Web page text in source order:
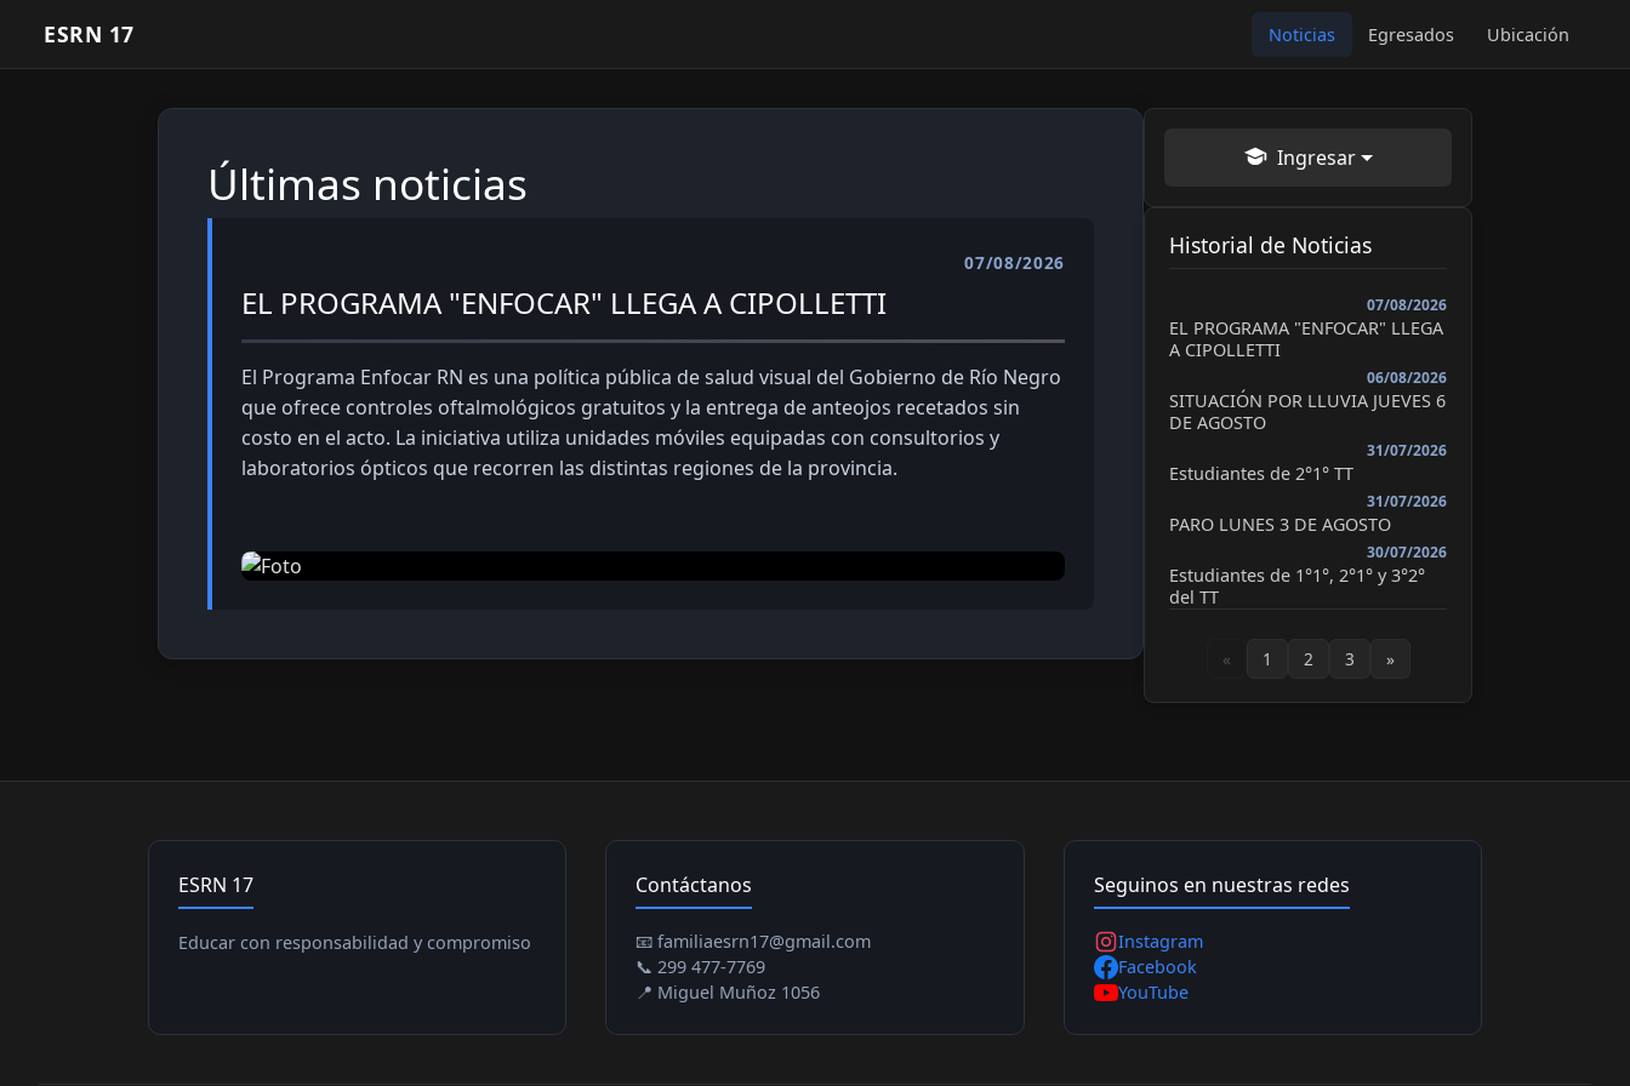
ESRN 17 Noticias Egresados Ubicación
Últimas noticias
07/08/2026
EL PROGRAMA "ENFOCAR" LLEGA A CIPOLLETTI
El Programa Enfocar RN es una política pública de salud visual del Gobierno de Río Negro
que ofrece controles oftalmológicos gratuitos y la entrega de anteojos recetados sin
costo en el acto. La iniciativa utiliza unidades móviles equipadas con consultorios y
laboratorios ópticos que recorren las distintas regiones de la provincia.
Ingresar
Historial de Noticias
07/08/2026
EL PROGRAMA "ENFOCAR" LLEGA
A CIPOLLETTI
06/08/2026
SITUACIÓN POR LLUVIA JUEVES 6
DE AGOSTO
31/07/2026
Estudiantes de 2°1° TT
31/07/2026
PARO LUNES 3 DE AGOSTO
30/07/2026
Estudiantes de 1°1°, 2°1° y 3°2°
del TT
« 1 2 3 »
ESRN 17
Educar con responsabilidad y compromiso
Contáctanos
📧 familiaesrn17@gmail.com
📞 299 477-7769
📍 Miguel Muñoz 1056
Seguinos en nuestras redes
Instagram
Facebook
YouTube